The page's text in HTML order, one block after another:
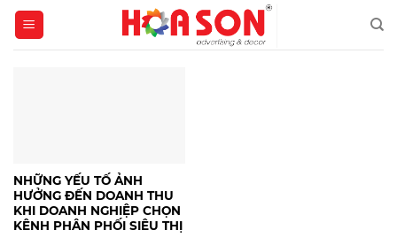
Skip
content
NHỮNG YẾU TỐ ẢNH
HƯỞNG ĐẾN DOANH THU
KHI DOANH NGHIỆP CHỌN
KÊNH PHÂN PHỐI SIÊU THỊ